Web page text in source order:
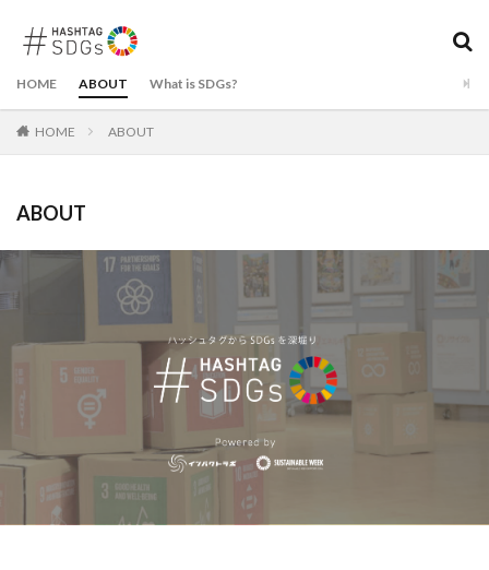
HOME ABOUT What is SDGs?
HOME ABOUT
ABOUT
KAMADOKI SDGs Studios